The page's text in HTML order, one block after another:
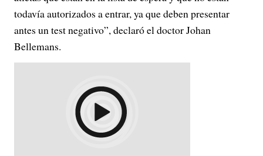
todavía autorizados a entrar, ya que deben presentar
antes un test negativo”, declaró el doctor Johan
Bellemans.